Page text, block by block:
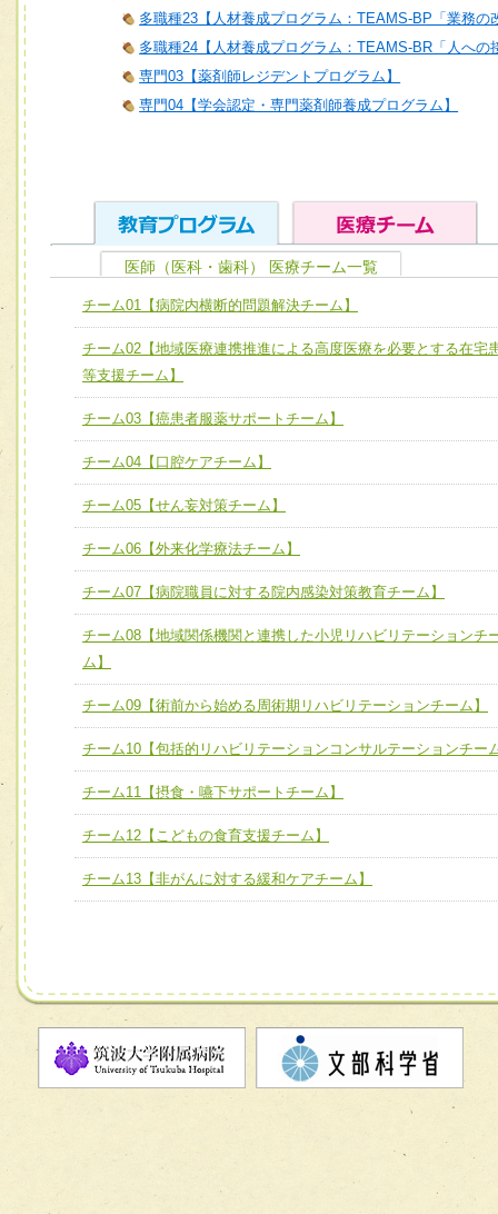
多職種23【人材養成プログラム：TEAMS-BP「業務の
多職種24【人材養成プログラム：TEAMS-BR「人への
専門03【薬剤師レジデントプログラム】
専門04【学会認定・専門薬剤師養成プログラム】
ユニット１ 医療人としての基礎能力
全人的医療を実践する医療人として、必要な基礎能力を身
ける
必要に応じて柔軟に医療チームを組織し、強調できる
ユニット３ 多職種連携力
他職種の視点とスキルを学び、相互理解と連携を深める
チーム01【病院内横断的問題解決チーム】
チーム02【地域医療連携推進による高度医療を必要とする
宅患者等支援チーム】
チーム05【せん妄対策チーム】
チーム06【外来化学療法チーム】
チーム07【病院職員に対する院内感染対策教育チーム】
チーム08【地域関係機関と連携した小児リハビリテーショ
チーム09【術前から始める周術期リハビリテーションチー
ム】
チーム10【包括的リハビリテーションコンサルテーション
ーム】
チーム11【摂食・嚥下サポートチーム】
チーム12【こどもの食育支援チーム】
医師（医科・歯科） 医療チーム一覧
チーム01【病院内横断的問題解決チーム】
チーム02【地域医療連携推進による高度医療を必要とする在宅
等支援チーム】
チーム03【癌患者服薬サポートチーム】
チーム04【口腔ケアチーム】
チーム05【せん妄対策チーム】
チーム06【外来化学療法チーム】
チーム07【病院職員に対する院内感染対策教育チーム】
チーム08【地域関係機関と連携した小児リハビリテーションチ
ム】
チーム09【術前から始める周術期リハビリテーションチーム】
チーム10【包括的リハビリテーションコンサルテーションチー
チーム11【摂食・嚥下サポートチーム】
チーム12【こどもの食育支援チーム】
チーム13【非がんに対する緩和ケアチーム】